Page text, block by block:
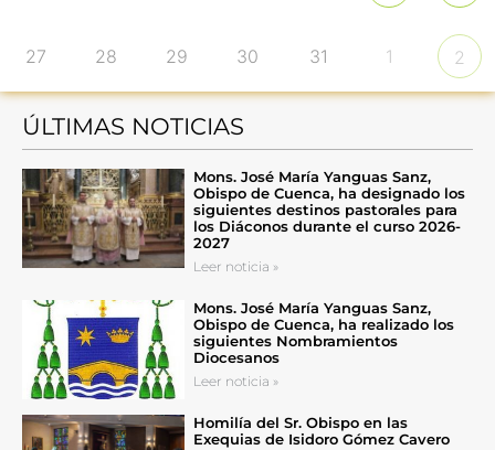
27 28 29 30 31 1 2
ÚLTIMAS NOTICIAS
Mons. José María Yanguas Sanz,
Obispo de Cuenca, ha designado los
siguientes destinos pastorales para
los Diáconos durante el curso 2026-
2027
Leer noticia »
Mons. José María Yanguas Sanz,
Obispo de Cuenca, ha realizado los
siguientes Nombramientos
Diocesanos
Leer noticia »
Homilía del Sr. Obispo en las
Exequias de Isidoro Gómez Cavero